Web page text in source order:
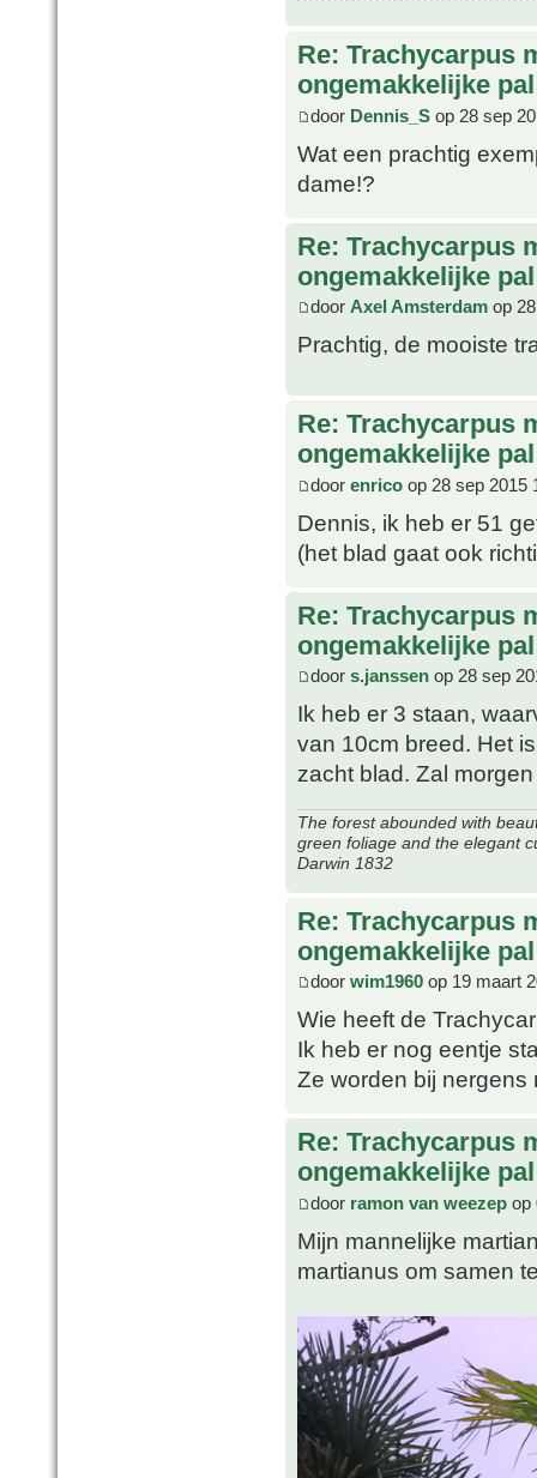
Re: Trachycarpus
ongemakkelijke pal
door Dennis_S op 28 sep
Wat een prachtig
dame!?
Re: Trachycarpus
ongemakkelijke pal
door Axel Amsterdam op
Prachtig, de mooiste
Re: Trachycarpus
ongemakkelijke pal
door enrico op 28 sep 2015
Dennis, ik heb er 51
(het blad gaat ook
Re: Trachycarpus
ongemakkelijke pal
door s.janssen op 28 sep
Ik heb er 3 staan,
van 10cm breed. Het
zacht blad. Zal
The forest abounded with
green foliage and the elegant
Darwin 1832
Re: Trachycarpus
ongemakkelijke pal
door wim1960 op 19 maart
Wie heeft de
Ik heb er nog eentje
Ze worden bij nergens
Re: Trachycarpus
ongemakkelijke pal
door ramon van weezep op
Mijn mannelijke
martianus om samen